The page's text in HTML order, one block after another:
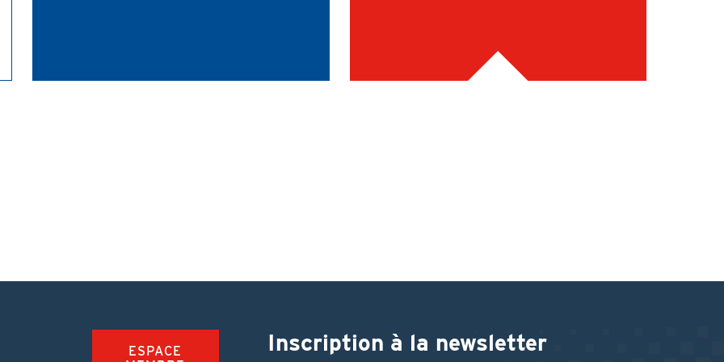
ESPACE
Inscription à la newsletter